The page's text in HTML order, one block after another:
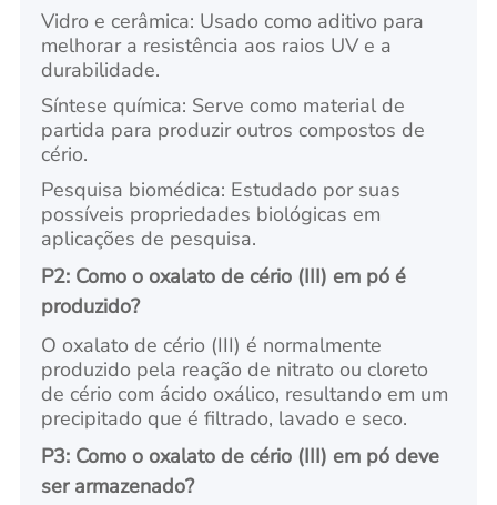
Vidro e cerâmica: Usado como aditivo para
melhorar a resistência aos raios UV e a
durabilidade.
Síntese química: Serve como material de
partida para produzir outros compostos de
cério.
Pesquisa biomédica: Estudado por suas
possíveis propriedades biológicas em
aplicações de pesquisa.
P2: Como o oxalato de cério (III) em pó é
produzido?
O oxalato de cério (III) é normalmente
produzido pela reação de nitrato ou cloreto
de cério com ácido oxálico, resultando em um
precipitado que é filtrado, lavado e seco.
P3: Como o oxalato de cério (III) em pó deve
ser armazenado?